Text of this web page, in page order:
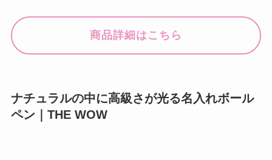
商品詳細はこちら
ナチュラルの中に高級さが光る名入れボール
ペン｜THE WOW